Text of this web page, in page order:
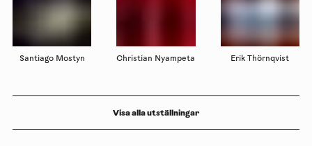
Santiago Mostyn Christian Nyampeta Erik Thörnqvist
Visa alla utställningar